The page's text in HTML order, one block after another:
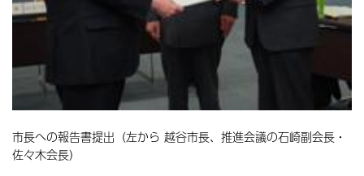
市長への報告書提出（左から 越谷市長、推進会議の石崎副会長・
佐々木会長）